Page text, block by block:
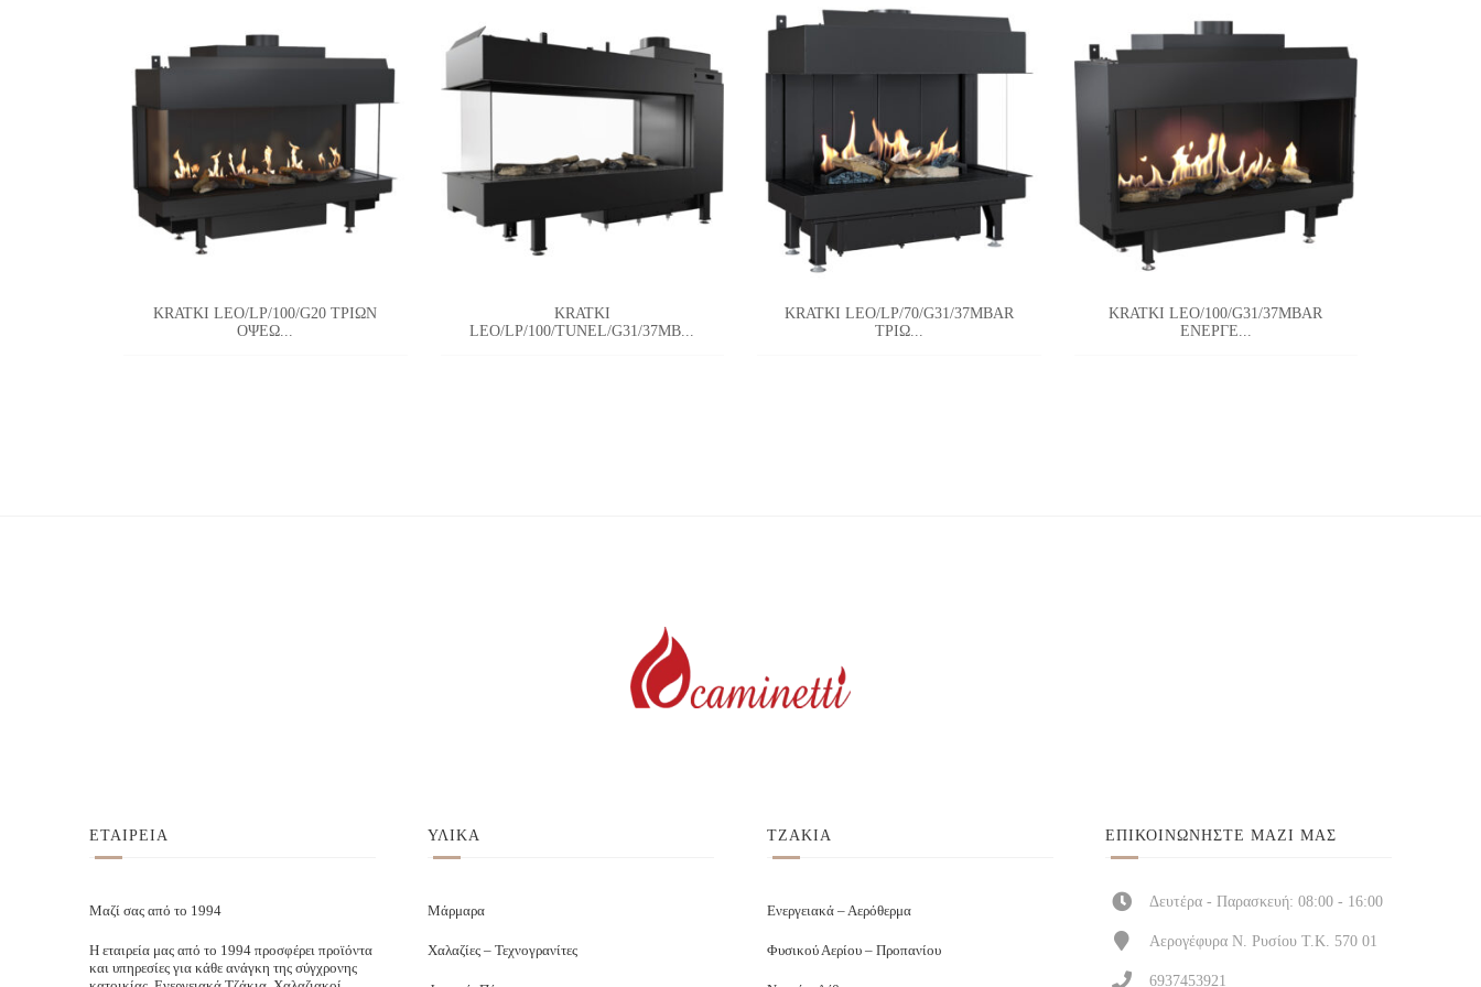
KRATKI LEO/LP/100/G20 ΤΡΙΩΝ
ΟΨΕΩ...
KRATKI
LEO/LP/100/TUNEL/G31/37MB...
KRATKI LEO/LP/70/G31/37MBAR
ΤΡΙΩ...
KRATKI LEO/100/G31/37MBAR
ΕΝΕΡΓΕ...
ΕΤΑΙΡΕΙΑ
Μαζί σας από το 1994
Η εταιρεία μας από το 1994 προσφέρει προϊόντα
και υπηρεσίες για κάθε ανάγκη της σύγχρονης
ΥΛΙΚΑ
Μάρμαρα
Χαλαζίες – Τεχνογρανίτες
ΤΖΑΚΙΑ
Ενεργειακά – Αερόθερμα
Φυσικού Αερίου – Προπανίου
ΕΠΙΚΟΙΝΩΝΉΣΤΕ ΜΑΖΊ ΜΑΣ
Δευτέρα - Παρασκευή: 08:00 - 16:00
Αερογέφυρα Ν. Ρυσίου Τ.Κ. 570 01
6937453921